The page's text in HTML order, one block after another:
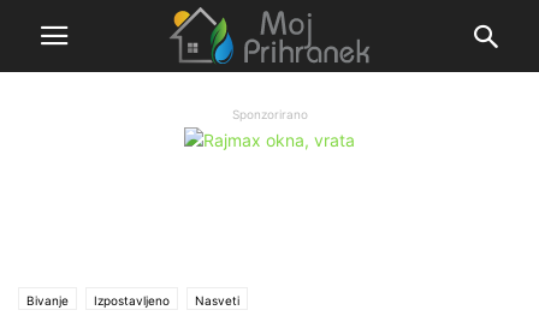
Sponzorirano
Bivanje Izpostavljeno Nasveti